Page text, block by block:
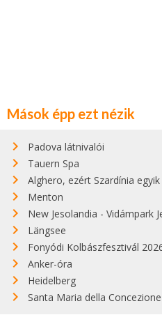
Mások épp ezt nézik
Padova látnivalói
Tauern Spa
Alghero, ezért Szardínia
Menton
New Jesolandia - Vidámpark
Längsee
Fonyódi Kolbászfesztivál
Anker-óra
Heidelberg
Santa Maria della